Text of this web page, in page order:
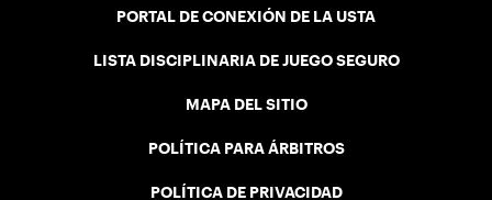
PORTAL DE CONEXIÓN DE LA USTA
LISTA DISCIPLINARIA DE JUEGO SEGURO
MAPA DEL SITIO
POLÍTICA PARA ÁRBITROS
POLÍTICA DE PRIVACIDAD